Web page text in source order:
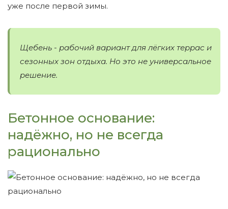
уже после первой зимы.
Щебень - рабочий вариант для лёгких террас и
сезонных зон отдыха. Но это не универсальное
решение.
Бетонное основание:
надёжно, но не всегда
рационально